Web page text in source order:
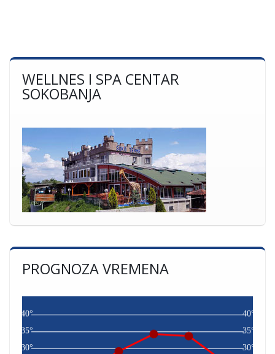
WELLNES I SPA CENTAR
SOKOBANJA
PROGNOZA VREMENA